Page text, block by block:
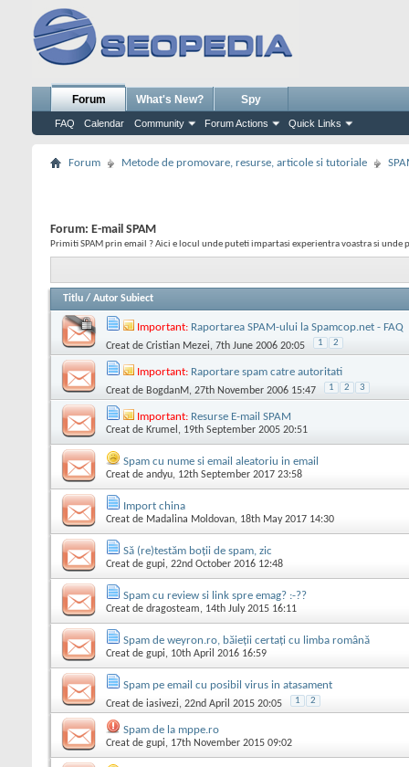
Forum
FAQ Calendar Community Forum Actions Quick Links
What's New? Spy
Forum Metode de promovare, resurse, articole si tutoriale
Forum: E-mail SPAM
Primiti SPAM prin email ? Aici e locul unde puteti impartasi experientra voastra si
Titlu / Autor Subiect
Important: Raportarea SPAM-ului la Spamcop.net - FAQ
Creat de Cristian Mezei, 7th June 2006 20:05 1 2
Important: Raportare spam catre autoritati
Creat de BogdanM, 27th November 2006 15:47 1 2 3
Important: Resurse E-mail SPAM
Creat de Krumel , 19th September 2005 20:51
Spam cu nume si email aleatoriu in email
Creat de andyu, 12th September 2017 23:58
Import china
Creat de Madalina Moldovan, 18th May 2017 14:30
Să (re)testăm boții de spam, zic
Creat de gupi, 22nd October 2016 12:48
Spam cu review si link spre emag? :-??
Creat de dragosteam, 14th July 2015 16:11
Spam de weyron.ro, băieții certați cu limba română
Creat de gupi, 10th April 2016 16:59
Spam pe email cu posibil virus in atasament
Creat de iasivezi, 22nd April 2015 20:05 1 2
Spam de la mppe.ro
Creat de gupi, 17th November 2015 09:02